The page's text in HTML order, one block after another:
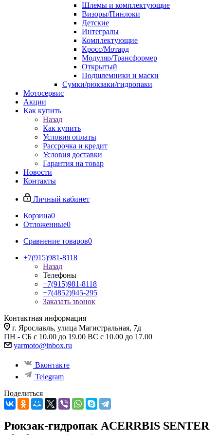
Шлемы и комплектующие
Визоры/Пинлоки
Детские
Интегралы
Комплектующие
Кросс/Мотард
Модуляр/Трансформер
Открытый
Подшлемники и маски
Сумки/рюкзаки/гидропаки
Мотосервис
Акции
Как купить
Назад
Как купить
Условия оплаты
Рассрочка и кредит
Условия доставки
Гарантия на товар
Новости
Контакты
Личный кабинет
Корзина0
Отложенные0
Сравнение товаров0
+7(915)981-8118
Назад
Телефоны
+7(915)981-8118
+7(4852)945-295
Заказать звонок
Контактная информация
г. Ярославль, улица Магистральная, 7д
ПН - СБ с 10.00 до 19.00 ВС с 10.00 до 17.00
yarmoto@inbox.ru
Вконтакте
Telegram
Поделиться
Рюкзак-гидропак ACERRBIS SENTER